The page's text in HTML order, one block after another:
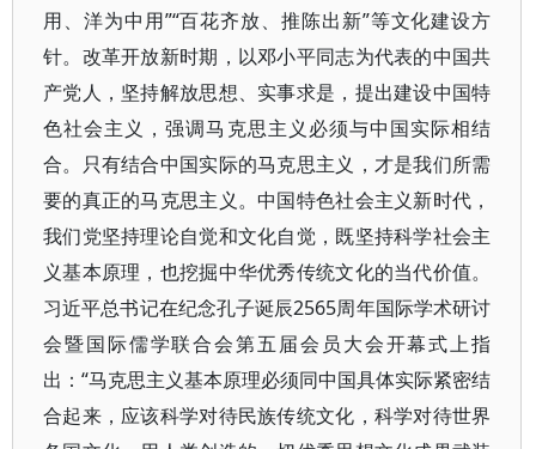
用、洋为中用”“百花齐放、推陈出新”等文化建设方
针。改革开放新时期，以邓小平同志为代表的中国共
产党人，坚持解放思想、实事求是，提出建设中国特
色社会主义，强调马克思主义必须与中国实际相结
合。只有结合中国实际的马克思主义，才是我们所需
要的真正的马克思主义。中国特色社会主义新时代，
我们党坚持理论自觉和文化自觉，既坚持科学社会主
义基本原理，也挖掘中华优秀传统文化的当代价值。
习近平总书记在纪念孔子诞辰2565周年国际学术研讨
会暨国际儒学联合会第五届会员大会开幕式上指
出：“马克思主义基本原理必须同中国具体实际紧密结
合起来，应该科学对待民族传统文化，科学对待世界